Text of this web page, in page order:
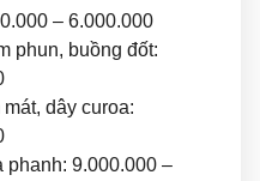
– 6.000.000
phun, buồng đốt:
dây curoa:
phanh: 9.000.000 –